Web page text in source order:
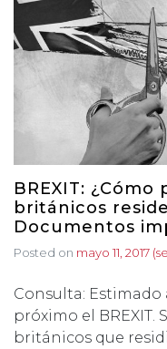
BREXIT:
británicos
Documentos
Posted on mayo 11, 2017
Consulta: Estimado
próximo el
británicos que